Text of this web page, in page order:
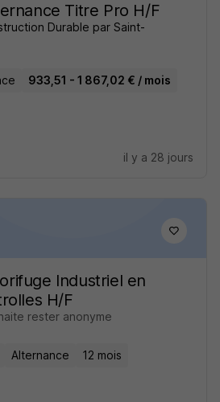
Titre Pro H/F
Durable par Saint-
933,51 - 1 867,02 € / mois
il y a 28 jours
Industriel en
H/F
rester anonyme
Alternance 12 mois